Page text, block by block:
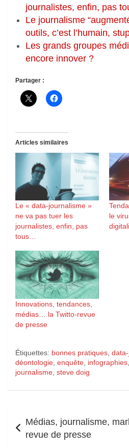
journalistes, enfin, pas
Le journalisme
outils, c’est l’humain,
Les grands groupes
encore innover ?
Partager :
Articles similaires
Le « data-journalisme »
ne va pas tuer les
journalistes, enfin, pas
tous…
le
Innovations, tendances,
médias… la Twitto-revue
de presse
Étiquettes: bonnes pratiques
déontologie enquête infographies
journalisme steve doig
de
Médias, journalisme,
revue de presse